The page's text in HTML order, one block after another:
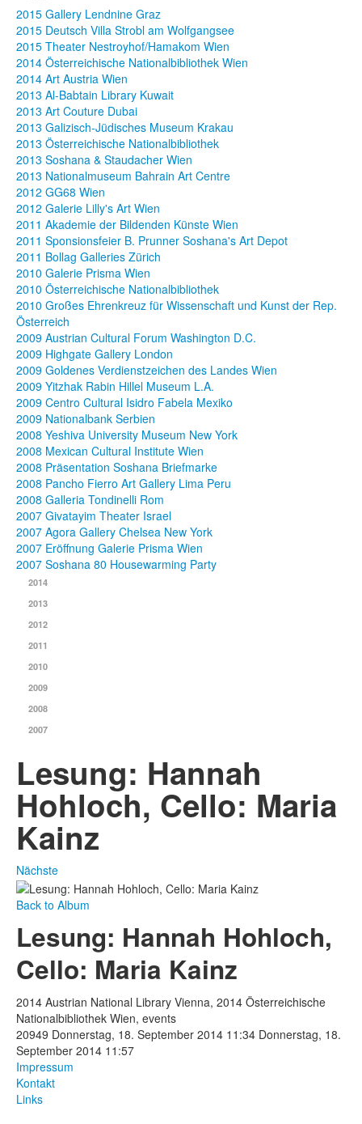
2015 Gallery Lendnine Graz
2015 Deutsch Villa Strobl am Wolfgangsee
2015 Theater Nestroyhof/Hamakom Wien
2014 Österreichische Nationalbibliothek Wien
2014 Art Austria Wien
2013 Al-Babtain Library Kuwait
2013 Art Couture Dubai
2013 Galizisch-Jüdisches Museum Krakau
2013 Österreichische Nationalbibliothek
2013 Soshana & Staudacher Wien
2013 Nationalmuseum Bahrain Art Centre
2012 GG68 Wien
2012 Galerie Lilly's Art Wien
2011 Akademie der Bildenden Künste Wien
2011 Sponsionsfeier B. Prunner Soshana's Art Depot
2011 Bollag Galleries Zürich
2010 Galerie Prisma Wien
2010 Österreichische Nationalbibliothek
2010 Großes Ehrenkreuz für Wissenschaft und Kunst der Rep.
Österreich
2009 Austrian Cultural Forum Washington D.C.
2009 Highgate Gallery London
2009 Goldenes Verdienstzeichen des Landes Wien
2009 Yitzhak Rabin Hillel Museum L.A.
2009 Centro Cultural Isidro Fabela Mexiko
2009 Nationalbank Serbien
2008 Yeshiva University Museum New York
2008 Mexican Cultural Institute Wien
2008 Präsentation Soshana Briefmarke
2008 Pancho Fierro Art Gallery Lima Peru
2008 Galleria Tondinelli Rom
2007 Givatayim Theater Israel
2007 Agora Gallery Chelsea New York
2007 Eröffnung Galerie Prisma Wien
2007 Soshana 80 Housewarming Party
2014
2013
2012
2011
2010
2009
2008
2007
Lesung: Hannah
Hohloch, Cello: Maria
Kainz
Nächste
Back to Album
Lesung: Hannah Hohloch,
Cello: Maria Kainz
2014 Austrian National Library Vienna, 2014 Österreichische
Nationalbibliothek Wien, events
20949 Donnerstag, 18. September 2014 11:34 Donnerstag, 18.
September 2014 11:57
Impressum
Kontakt
Links